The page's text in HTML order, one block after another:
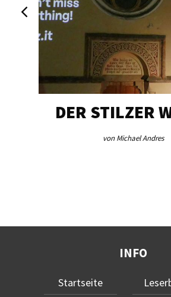
DER STILZER
von Michael Andres
INFO
Startseite